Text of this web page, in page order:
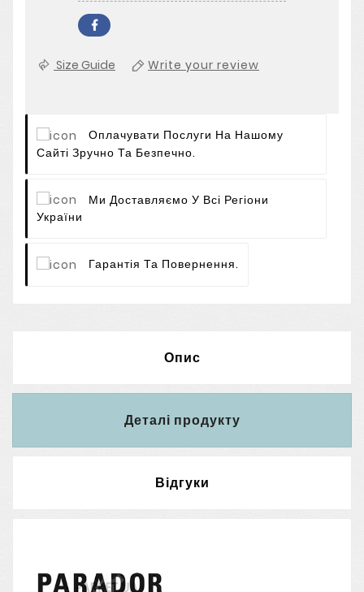
Size Guide Write your review
Оплачувати Послуги На Нашому
Сайті Зручно Та Безпечно.
Ми Доставляємо У Всі Регіони
України
Гарантія Та Повернення.
Опис
Деталі продукту
Відгуки